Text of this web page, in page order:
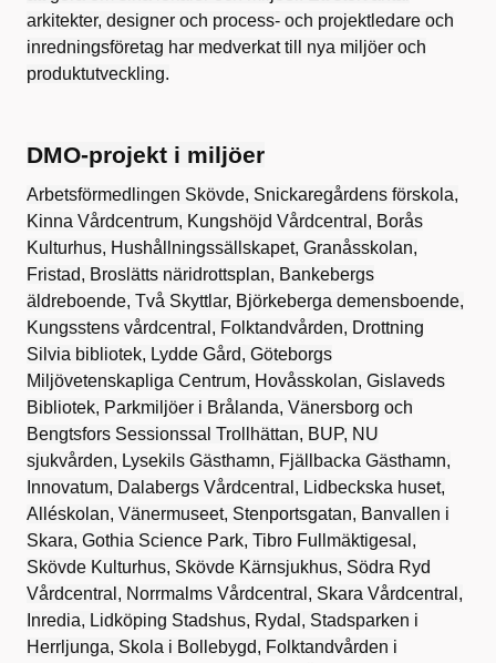
arkitekter, designer och process- och projektledare och
inredningsföretag har medverkat till nya miljöer och
produktutveckling.
DMO-projekt i miljöer
Arbetsförmedlingen Skövde, Snickaregårdens förskola,
Kinna Vårdcentrum, Kungshöjd Vårdcentral, Borås
Kulturhus, Hushållningssällskapet, Granåsskolan,
Fristad, Broslätts näridrottsplan, Bankebergs
äldreboende, Två Skyttlar, Björkeberga demensboende,
Kungsstens vårdcentral, Folktandvården, Drottning
Silvia bibliotek, Lydde Gård, Göteborgs
Miljövetenskapliga Centrum, Hovåsskolan, Gislaveds
Bibliotek, Parkmiljöer i Brålanda, Vänersborg och
Bengtsfors Sessionssal Trollhättan, BUP, NU
sjukvården, Lysekils Gästhamn, Fjällbacka Gästhamn,
Innovatum, Dalabergs Vårdcentral, Lidbeckska huset,
Alléskolan, Vänermuseet, Stenportsgatan, Banvallen i
Skara, Gothia Science Park, Tibro Fullmäktigesal,
Skövde Kulturhus, Skövde Kärnsjukhus, Södra Ryd
Vårdcentral, Norrmalms Vårdcentral, Skara Vårdcentral,
Inredia, Lidköping Stadshus, Rydal, Stadsparken i
Herrljunga, Skola i Bollebygd, Folktandvården i